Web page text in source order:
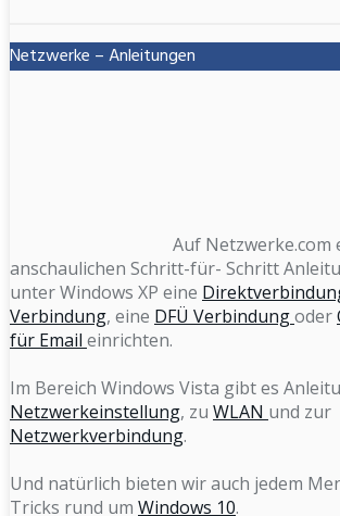
Netzwerke – Anleitungen
Auf Netzwerke.com
anschaulichen Schritt-für- Schritt
unter Windows XP eine
Verbindung, eine DFÜ Verbindungoder
für Email einrichten.
Im Bereich Windows Vista gibt es
Netzwerkeinstellung, zu WLAN und zur
Netzwerkverbindung.
Und natürlich bieten wir auch jedem
Tricks rund um Windows 10.